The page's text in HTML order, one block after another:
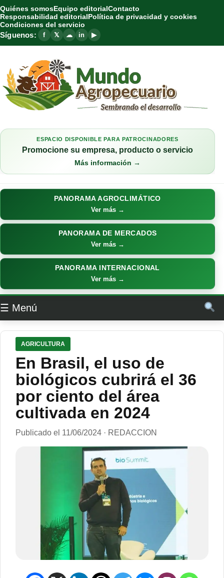
Quiénes somosEquipo editorialContacto
Responsabilidad editorialPolítica de privacidad y cookies
Condiciones del servicio
Síguenos: f 𝕏 ☁ in ▶
ESPACIO DISPONIBLE PARA PATROCINADORES
Promocione su empresa, producto o servicio
Más información →
PANORAMA AGROCLIMÁTICO
Ver más →
PANORAMA DE MERCADOS
Ver más →
PANORAMA INTERNACIONAL
Ver más →
☰ Menú
AGRICULTURA
En Brasil, el uso de
biológicos cubrirá el 36
por ciento del área
cultivada en 2024
Publicado el 11/06/2024 · REDACCION